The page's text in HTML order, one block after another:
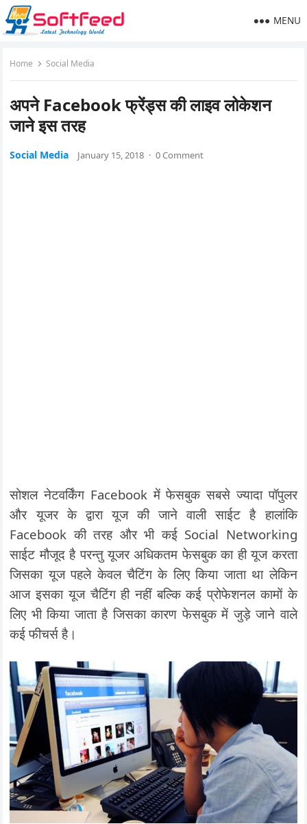
MENU
Home Social Media
अपने Facebook फ्रेंड्स की लाइव लोकेशन
जाने इस तरह
Social Media January 15, 2018 · 0 Comment
सोशल नेटवर्किंग Facebook में फेसबुक सबसे ज्यादा पॉपुलर
और यूजर के द्वारा यूज की जाने वाली साईट है हालांकि
Facebook की तरह और भी कई Social Networking
साईट मौजूद है परन्तु यूजर अधिकतम फेसबुक का ही यूज करता
जिसका यूज पहले केवल चैटिंग के लिए किया जाता था लेकिन
आज इसका यूज चैटिंग ही नहीं बल्कि कई प्रोफेशनल कामों के
लिए भी किया जाता है जिसका कारण फेसबुक में जुड़े जाने वाले
कई फीचर्स है।